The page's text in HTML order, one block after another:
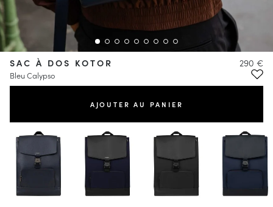
SAC À DOS KOTOR
Bleu Calypso
290 €
AJOUTER AU PANIER